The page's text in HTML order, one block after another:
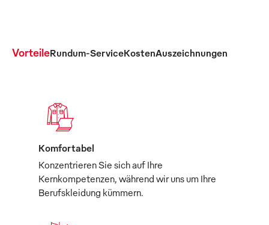
VorteileRundum-ServiceKostenAuszeichnungen
Komfortabel
Konzentrieren Sie sich auf Ihre
Kernkompetenzen, während wir uns um Ihre
Berufskleidung kümmern.